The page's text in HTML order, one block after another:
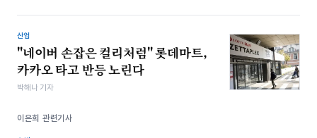
산업
"네이버 손잡은 컬리처럼" 롯데마트,
카카오 타고 반등 노린다
박해나 기자
이은희 관련기사